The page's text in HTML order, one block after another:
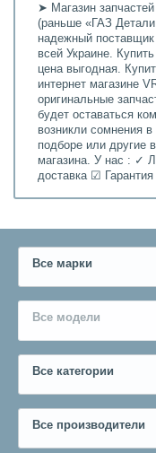
➤ Магазин
(раньше «ГАЗ
надежный поставщик
всей Украине.
цена выгодная.
интернет магазине
оригинальные
будет оставаться
возникли сомнения
подборе или другие
магазина. У нас : ✓
доставка ☑
Все марки
Все модели
Все категории
Все производители